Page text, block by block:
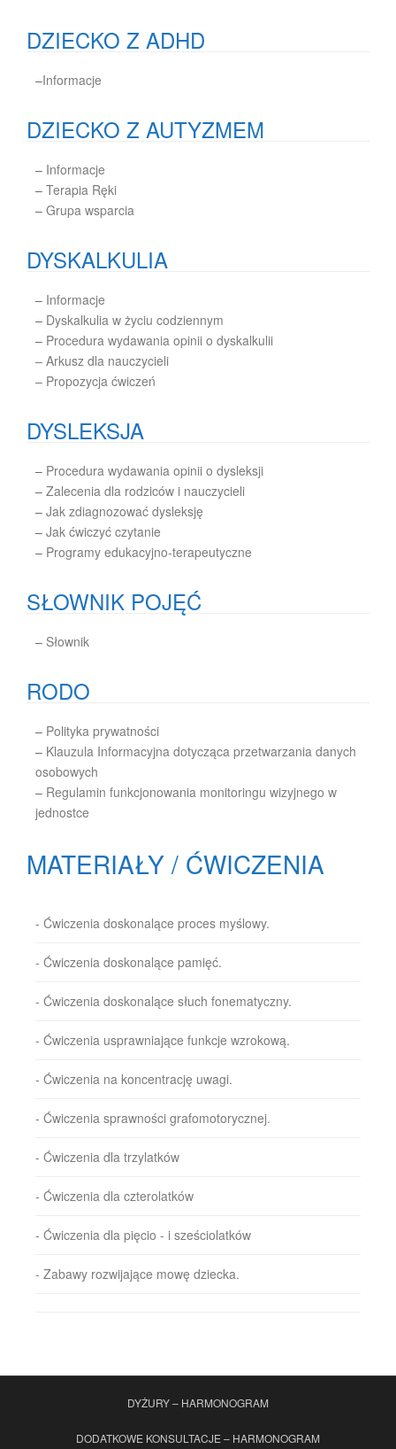
DZIECKO Z ADHD
–Informacje
DZIECKO Z AUTYZMEM
– Informacje
– Terapia Ręki
– Grupa wsparcia
DYSKALKULIA
– Informacje
– Dyskalkulia w życiu codziennym
– Procedura wydawania opinii o dyskalkulii
– Arkusz dla nauczycieli
– Propozycja ćwiczeń
DYSLEKSJA
– Procedura wydawania opinii o dysleksji
– Zalecenia dla rodziców i nauczycieli
– Jak zdiagnozować dysleksję
– Jak ćwiczyć czytanie
– Programy edukacyjno-terapeutyczne
SŁOWNIK POJĘĆ
– Słownik
RODO
– Polityka prywatności
– Klauzula Informacyjna dotycząca przetwarzania danych
osobowych
– Regulamin funkcjonowania monitoringu wizyjnego w
jednostce
MATERIAŁY / ĆWICZENIA
- Ćwiczenia doskonalące proces myślowy.
- Ćwiczenia doskonalące pamięć.
- Ćwiczenia doskonalące słuch fonematyczny.
- Ćwiczenia usprawniające funkcje wzrokową.
- Ćwiczenia na koncentrację uwagi.
- Ćwiczenia sprawności grafomotorycznej.
- Ćwiczenia dla trzylatków
- Ćwiczenia dla czterolatków
- Ćwiczenia dla pięcio - i sześciolatków
- Zabawy rozwijające mowę dziecka.
DYŻURY – HARMONOGRAM
DODATKOWE KONSULTACJE – HARMONOGRAM